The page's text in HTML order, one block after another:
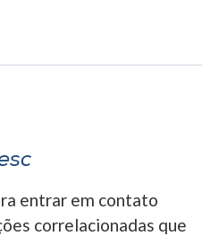
entrar em contato
correlacionadas que